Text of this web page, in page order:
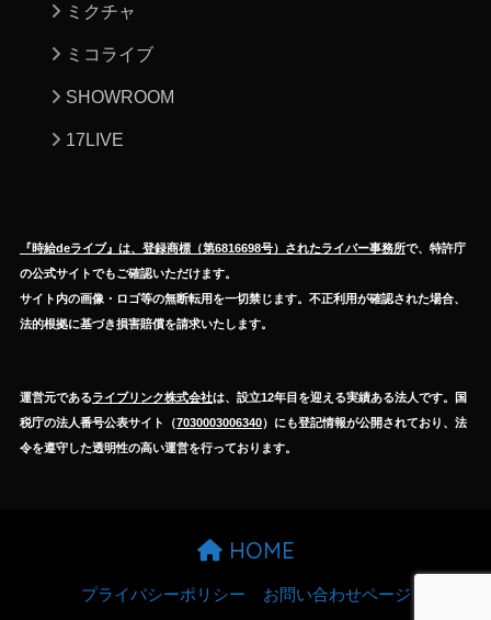
ミクチャ
ミコライブ
SHOWROOM
17LIVE
『時給deライブ』は、登録商標（第6816698号）されたライバー事務所で、特許庁
の公式サイトでもご確認いただけます。
サイト内の画像・ロゴ等の無断転用を一切禁じます。不正利用が確認された場合、
法的根拠に基づき損害賠償を請求いたします。
運営元であるライブリンク株式会社は、設立12年目を迎える実績ある法人です。国
税庁の法人番号公表サイト（7030003006340）にも登記情報が公開されており、法
令を遵守した透明性の高い運営を行っております。
HOME
プライバシーポリシー お問い合わせページ